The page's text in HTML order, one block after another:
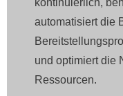
kontinuierlich,
automatisiert die
und optimiert die
Ressourcen.